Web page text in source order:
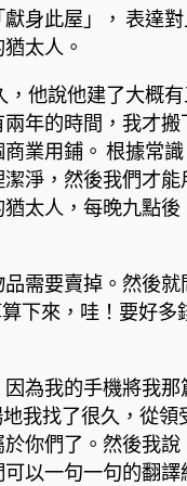
身此屋」， 表達
太人。
他說他建了大概
年的時間，我才
業用鋪。 根據常
淨，然後我們才
太人，每晚九點
需要賣掉。然後
下來，哇！要好
為我的手機將我
我找了很久，從
你們了。然後我
以一句一句的翻